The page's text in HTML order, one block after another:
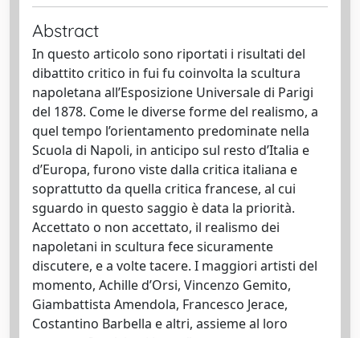
Abstract
In questo articolo sono riportati i risultati del
dibattito critico in fui fu coinvolta la scultura
napoletana all’Esposizione Universale di Parigi
del 1878. Come le diverse forme del realismo, a
quel tempo l’orientamento predominate nella
Scuola di Napoli, in anticipo sul resto d’Italia e
d’Europa, furono viste dalla critica italiana e
soprattutto da quella critica francese, al cui
sguardo in questo saggio è data la priorità.
Accettato o non accettato, il realismo dei
napoletani in scultura fece sicuramente
discutere, e a volte tacere. I maggiori artisti del
momento, Achille d’Orsi, Vincenzo Gemito,
Giambattista Amendola, Francesco Jerace,
Costantino Barbella e altri, assieme al loro